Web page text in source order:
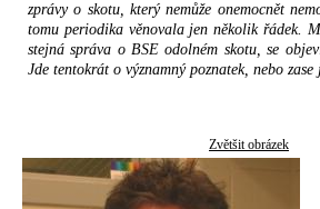
zprávy o skotu, který nemůže onemocnět
tomu periodika věnovala jen několik řádek.
stejná správa o BSE odolném skotu, se
Jde tentokrát o významný poznatek, nebo
Zvětšit obrázek